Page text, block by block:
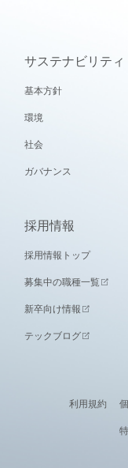
サステナビリティ
基本方針
環境
社会
ガバナンス
採用情報
採用情報トップ
募集中の職種一覧
新卒向け情報
テックブログ
利用規約